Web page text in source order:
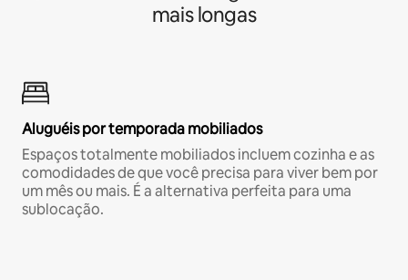
mais longas
Aluguéis por temporada mobiliados
Espaços totalmente mobiliados incluem cozinha e as
comodidades de que você precisa para viver bem por
um mês ou mais. É a alternativa perfeita para uma
sublocação.